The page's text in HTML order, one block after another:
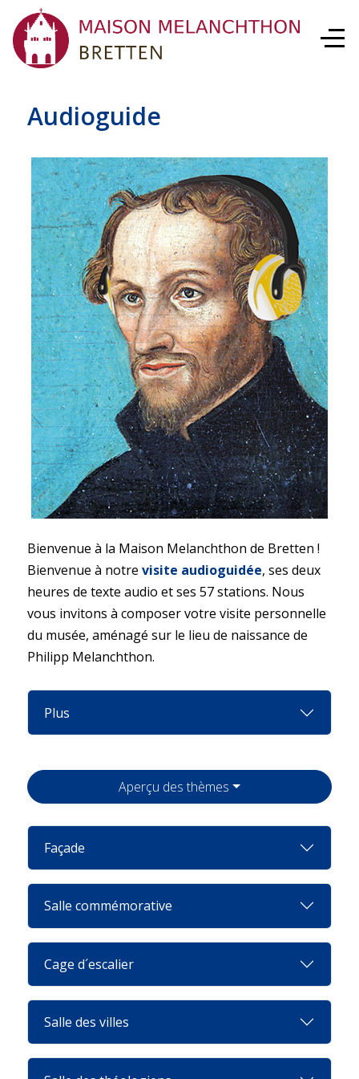
Audioguide
Bienvenue à la Maison Melanchthon de Bretten !
Bienvenue à notrevisite audioguidée, ses deux
heures de texte audio et ses 57 stations. Nous
vous invitons à composer votre visite personnelle
du musée, aménagé sur le lieu de naissance de
Philipp Melanchthon.
Plus
Aperçu des thèmes
Façade
Salle commémorative
Cage d´escalier
Salle des villes